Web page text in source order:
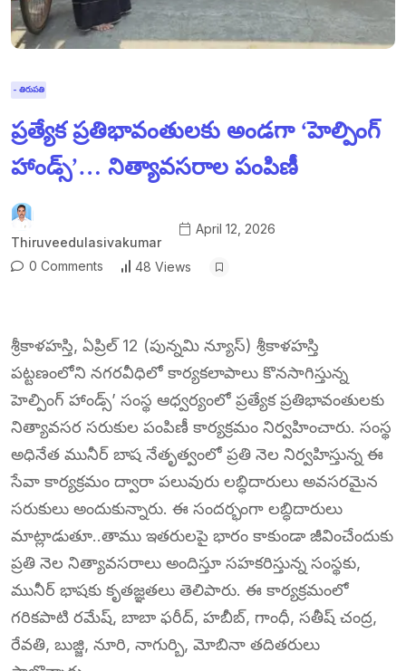
- తిరుపతి
ప్రత్యేక ప్రతిభావంతులకు అండగా ‘హెల్పింగ్
హాండ్స్’… నిత్యావసరాల పంపిణీ
Thiruveedulasivakumar
April 12, 2026
0 Comments 48 Views
శ్రీకాళహస్తి, ఏప్రిల్ 12 (పున్నమి న్యూస్) శ్రీకాళహస్తి
పట్టణంలోని నగరవీధిలో కార్యకలాపాలు కొనసాగిస్తున్న
హెల్పింగ్ హాండ్స్’ సంస్థ ఆధ్వర్యంలో ప్రత్యేక ప్రతిభావంతులకు
నిత్యావసర సరుకుల పంపిణీ కార్యక్రమం నిర్వహించారు. సంస్థ
అధినేత మునీర్ బాష నేతృత్వంలో ప్రతి నెల నిర్వహిస్తున్న ఈ
సేవా కార్యక్రమం ద్వారా పలువురు లబ్ధిదారులు అవసరమైన
సరుకులు అందుకున్నారు. ఈ సందర్భంగా లబ్ధిదారులు
మాట్లాడుతూ..తాము ఇతరులపై భారం కాకుండా జీవించేందుకు
ప్రతి నెల నిత్యావసరాలు అందిస్తూ సహకరిస్తున్న సంస్థకు,
మునీర్ భాషకు కృతజ్ఞతలు తెలిపారు. ఈ కార్యక్రమంలో
గరికపాటి రమేష్, బాబా ఫరీద్, హబీబ్, గాంధీ, సతీష్ చంద్ర,
రేవతి, బుజ్జి, నూరి, నాగుర్బి, మోబినా తదితరులు